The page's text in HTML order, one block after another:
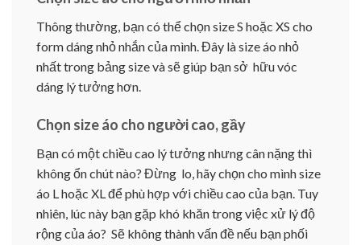
Thông thường, bạn có thể chọn size S hoặc XS cho
form dáng nhỏ nhắn của mình. Đây là size áo nhỏ
nhất trong bảng size và sẽ giúp bạn sở hữu vóc
dáng lý tưởng hơn.
Chọn size áo cho người cao, gầy
Bạn có một chiều cao lý tưởng nhưng cân nặng thì
không ổn chút nào? Đừng lo, hãy chọn cho mình size
áo L hoặc XL để phù hợp với chiều cao của bạn. Tuy
nhiên, lúc này bạn gặp khó khăn trong việc xử lý độ
rộng của áo? Sẽ không thành vấn đề nếu bạn phối